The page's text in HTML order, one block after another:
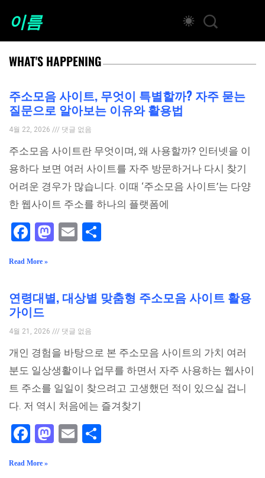
이름
WHAT'S HAPPENING
주소모음 사이트, 무엇이 특별할까? 자주 묻는
질문으로 알아보는 이유와 활용법
4월 22, 2026 댓글 없음
주소모음 사이트란 무엇이며, 왜 사용할까? 인터넷을 이
용하다 보면 여러 사이트를 자주 방문하거나 다시 찾기
어려운 경우가 많습니다. 이때 ‘주소모음 사이트’는 다양
한 웹사이트 주소를 하나의 플랫폼에
Facebook
Mastodon
Email
Read More »
연령대별, 대상별 맞춤형 주소모음 사이트 활용
가이드
4월 21, 2026 댓글 없음
개인 경험을 바탕으로 본 주소모음 사이트의 가치 여러
분도 일상생활이나 업무를 하면서 자주 사용하는 웹사이
트 주소를 일일이 찾으려고 고생했던 적이 있으실 겁니
다. 저 역시 처음에는 즐겨찾기
Facebook
Mastodon
Email
Read More »